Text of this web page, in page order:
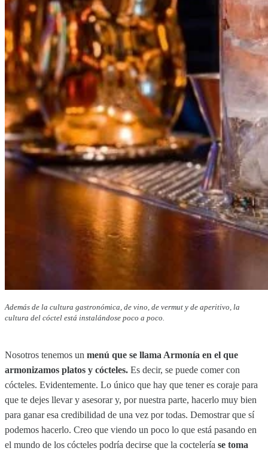
Además de la cultura gastronómica, de vino, de vermut y de aperitivo, la
cultura del cóctel está instalándose poco a poco.
Nosotros tenemos un menú que se llama Armonía en el que
armonizamos platos y cócteles. Es decir, se puede comer con
cócteles. Evidentemente. Lo único que hay que tener es coraje para
que te dejes llevar y asesorar y, por nuestra parte, hacerlo muy bien
para ganar esa credibilidad de una vez por todas. Demostrar que sí
podemos hacerlo. Creo que viendo un poco lo que está pasando en
el mundo de los cócteles podría decirse que la coctelería se toma